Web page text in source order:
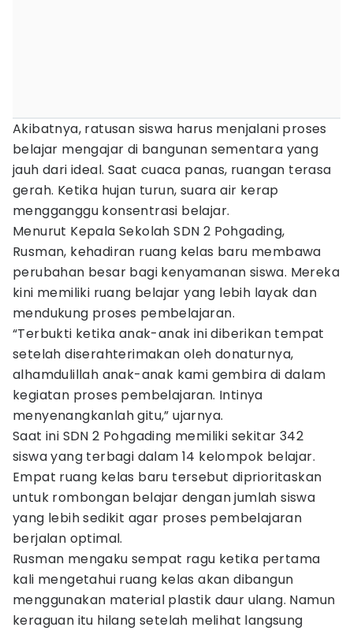
Akibatnya, ratusan siswa harus menjalani proses
belajar mengajar di bangunan sementara yang
jauh dari ideal. Saat cuaca panas, ruangan terasa
gerah. Ketika hujan turun, suara air kerap
mengganggu konsentrasi belajar.
Menurut Kepala Sekolah SDN 2 Pohgading,
Rusman, kehadiran ruang kelas baru membawa
perubahan besar bagi kenyamanan siswa. Mereka
kini memiliki ruang belajar yang lebih layak dan
mendukung proses pembelajaran.
“Terbukti ketika anak-anak ini diberikan tempat
setelah diserahterimakan oleh donaturnya,
alhamdulillah anak-anak kami gembira di dalam
kegiatan proses pembelajaran. Intinya
menyenangkanlah gitu,” ujarnya.
Saat ini SDN 2 Pohgading memiliki sekitar 342
siswa yang terbagi dalam 14 kelompok belajar.
Empat ruang kelas baru tersebut diprioritaskan
untuk rombongan belajar dengan jumlah siswa
yang lebih sedikit agar proses pembelajaran
berjalan optimal.
Rusman mengaku sempat ragu ketika pertama
kali mengetahui ruang kelas akan dibangun
menggunakan material plastik daur ulang. Namun
keraguan itu hilang setelah melihat langsung